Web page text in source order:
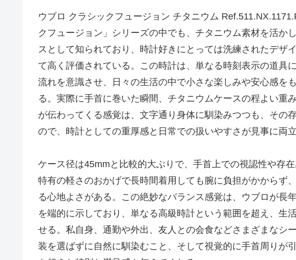
ウブロ クラシックフュージョン チタニウム
クフュージョン」シリーズの中でも、チタニウム素材を活か
スとして知られており、時計好きにとっては洗練されたデザ
て高く評価されている。この時計は、単なる時刻表示の道具
流れを意識させ、日々の生活の中で小さな楽しみや安心感を
る。実際に手首に巻いた瞬間、チタニウムケースの程よい重
が伝わってくる感覚は、文字通り身体に馴染みつつも、その
ので、時計としての重厚感と日常での扱いやすさが見事に両
ケース径は45mmと比較的大ぶりで、手首上での視認性や存
特有の軽さのおかげで長時間着用しても腕に負担がかからず
る心地よさがある。この絶妙なバランス感覚は、ウブロが長
を端的に示しており、単なる高級時計という範囲を超え、生
せる。私自身、通勤や外出、友人との会食などさまざまなシ
装を選ばずに自然に馴染むこと、そして視覚的に手首周りが